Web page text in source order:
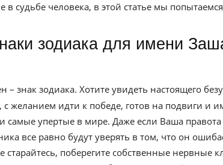
в судьбе человека, в этой статье мы
Знаки зодиака для имени
– знак зодиака. Хотите увидеть настоящего
с желанием идти к победе, готов на подвиги
самые упертые в мире. Даже если Ваша
все равно будут уверять в том, что он
старайтесь, поберегите собственные нервные